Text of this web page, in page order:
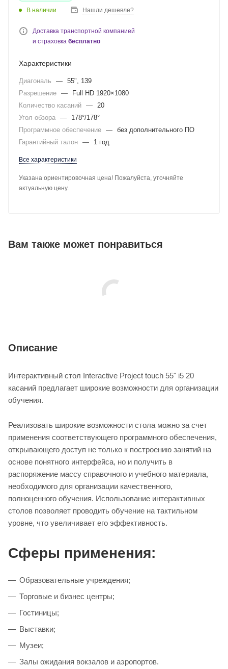
В наличии Нашли дешевле?
Доставка транспортной компанией
и страховка бесплатно
Характеристики
Диагональ — 55", 139
Разрешение —
Full HD 1920×1080
Количество касаний — 20
Угол обзора —
178°/178°
Программное обеспечение — без дополнительного ПО
Гарантийный талон — 1 год
Все характеристики
Указана ориентировочная цена! Пожалуйста, уточняйте
актуальную цену.
Вам также может понравиться
Описание
Интерактивный стол Interactive Project touch 55" i5 20
касаний предлагает широкие возможности для организации
обучения.
Реализовать широкие возможности стола можно за счет
применения соответствующего программного обеспечения,
открывающего доступ не только к построению занятий на
основе понятного интерфейса, но и получить в
распоряжение массу справочного и учебного материала,
необходимого для организации качественного,
полноценного обучения. Использование интерактивных
столов позволяет проводить обучение на тактильном
уровне, что увеличивает его эффективность.
Сферы применения:
Образовательные учреждения;
Торговые и бизнес центры;
Гостиницы;
Выставки;
Музеи;
Залы ожидания вокзалов и аэропортов.